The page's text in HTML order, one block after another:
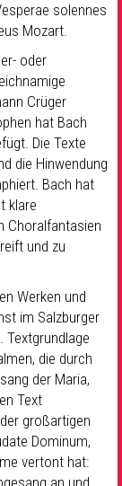
solennes
Mozart.
oder
Crüger
hat Bach
Die Texte
die Hinwendung
Bach hat
klare
Choralfantasien
und zu
Werken und
im Salzburger
Textgrundlage
die durch
der Maria,
Text
großartigen
Dominum,
vertont hat: